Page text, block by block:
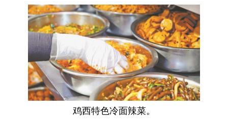
浙江 安徽 福建 江西
山东 湖北 湖南
广东 广西 海南
四川 贵州 云南 西藏
甘肃 青海
鸡西特色冷面辣菜。